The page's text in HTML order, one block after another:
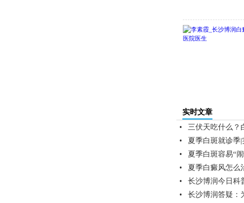
实时文章
• 三伏天吃什么？
•
夏季白斑就诊季
•
夏季白斑容易“
•
夏季白癜风怎么
•
长沙博润今日科
•
长沙博润答疑：